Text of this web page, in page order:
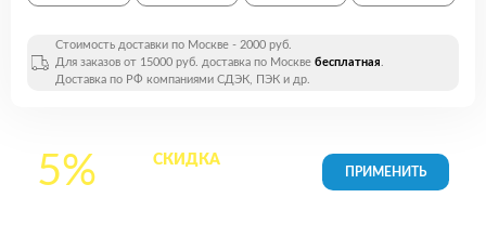
Стоимость доставки по Москве - 2000 руб.
Для заказов от 15000 руб. доставка по Москве бесплатная.
Доставка по РФ компаниями СДЭК, ПЭК и др.
5% СКИДКАна все